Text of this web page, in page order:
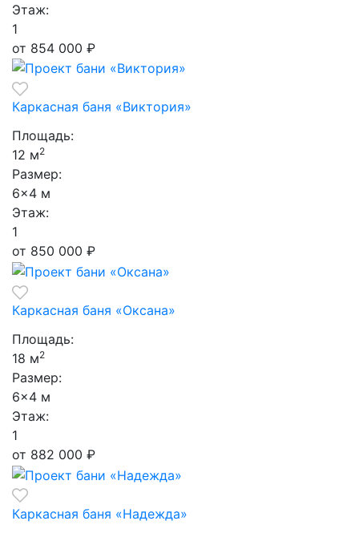
Этаж:
1
от 854 000 ₽
Каркасная баня «Виктория»
Площадь:
12 м2
Размер:
6×4 м
Этаж:
1
от 850 000 ₽
Каркасная баня «Оксана»
Площадь:
18 м2
Размер:
6×4 м
Этаж:
1
от 882 000 ₽
Каркасная баня «Надежда»